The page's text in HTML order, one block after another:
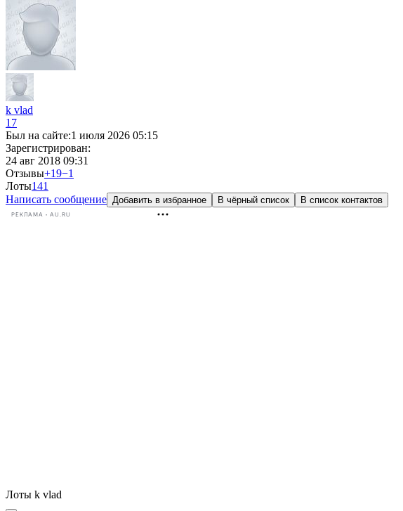
k vlad
17
Был на сайте:1 июля 2026 05:15
Зарегистрирован:
24 авг 2018 09:31
Отзывы+19−1
Лоты141
Написать сообщение Добавить в избранное В чёрный список В список контактов
РЕКЛАМА • AU.RU
Лоты k vlad